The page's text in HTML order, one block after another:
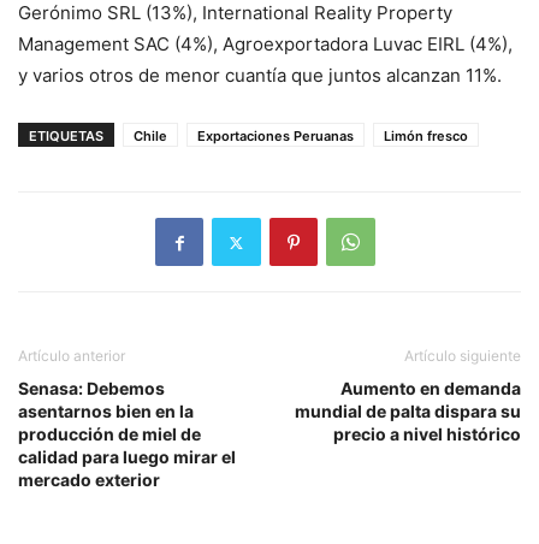
Gerónimo SRL (13%), International Reality Property
Management SAC (4%), Agroexportadora Luvac EIRL (4%),
y varios otros de menor cuantía que juntos alcanzan 11%.
ETIQUETAS Chile Exportaciones Peruanas Limón fresco
Artículo anterior
Senasa: Debemos
asentarnos bien en la
producción de miel de
calidad para luego mirar el
mercado exterior
Artículo siguiente
Aumento en demanda
mundial de palta dispara su
precio a nivel histórico